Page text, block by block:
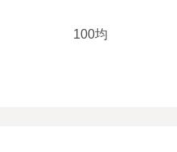
100均